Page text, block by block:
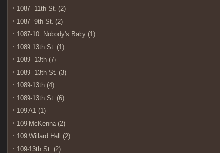
1087- 11th St. (2)
1087- 9th St. (2)
1087-10: Nobody's Baby (1)
1089 13th St. (1)
1089- 13th (7)
1089- 13th St. (3)
1089-13th (4)
1089-13th St. (6)
109 A1 (1)
109 McKenna (2)
109 Willard Hall (2)
109-13th St. (2)